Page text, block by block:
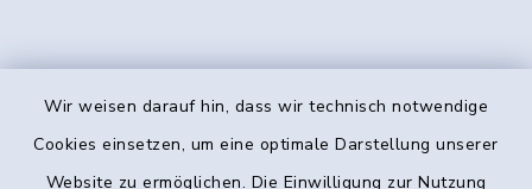
Wir weisen darauf hin, dass wir technisch notwendige
Cookies einsetzen, um eine optimale Darstellung unserer
Website zu ermöglichen. Die Einwilligung zur Nutzung
Kontakt